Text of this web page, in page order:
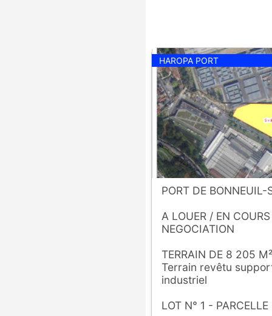
HAROPA PORT
PORT DE BONNEUIL-
A LOUER / EN
NEGOCIATION
TERRAIN DE 8 205 M²
Terrain revêtu
industriel
LOT N° 1 - PARCELLE